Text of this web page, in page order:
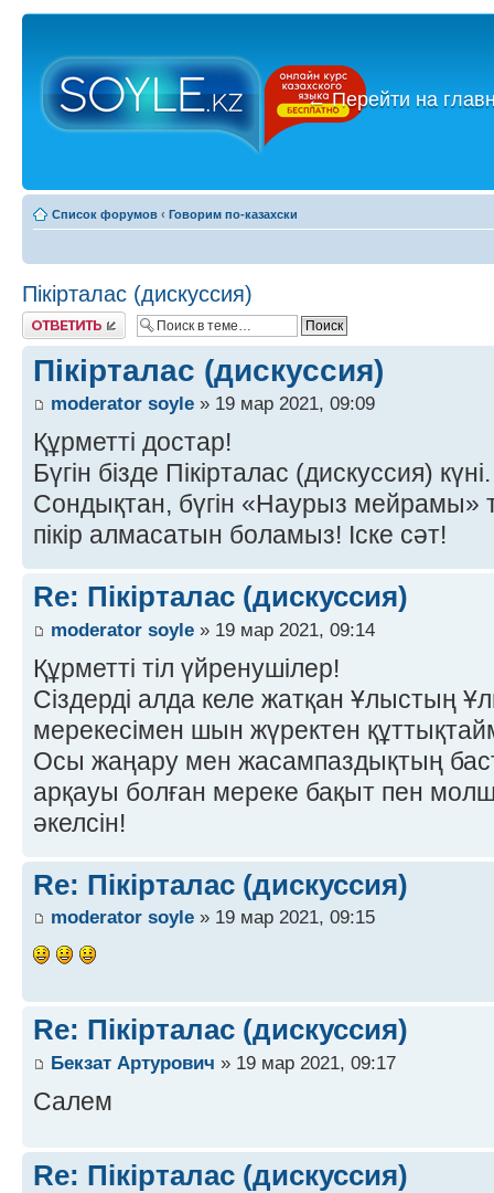
←Перейти на
Список форумов ‹ Говорим по-казахски
Пікірталас (дискуссия)
Ответить
Пікірталас (дискуссия)
moderator soyle » 19 мар 2021, 09:09
Құрметті достар!
Бүгін бізде Пікірталас (дискуссия) күні.
Сондықтан, бүгін «Наурыз мейрамы»
пікір алмасатын боламыз! Іске сәт!
Re: Пікірталас (дискуссия)
moderator soyle » 19 мар 2021, 09:14
Құрметті тіл үйренушілер!
Сіздерді алда келе жатқан Ұлыстың
мерекесімен шын жүректен
Осы жаңару мен жасампаздықтың
арқауы болған мереке бақыт пен
әкелсін!
Re: Пікірталас (дискуссия)
moderator soyle » 19 мар 2021, 09:15
Re: Пікірталас (дискуссия)
Бекзат Артурович » 19 мар 2021, 09:17
Салем
Re: Пікірталас (дискуссия)